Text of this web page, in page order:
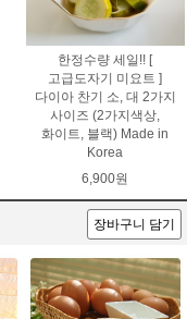
한정수량 세일!! [
고급도자기 미요트 ]
다이아 찬기 소, 대 2가지
사이즈 (2가지색상,
화이트, 블랙) Made in
Korea
6,900원
장바구니 담기